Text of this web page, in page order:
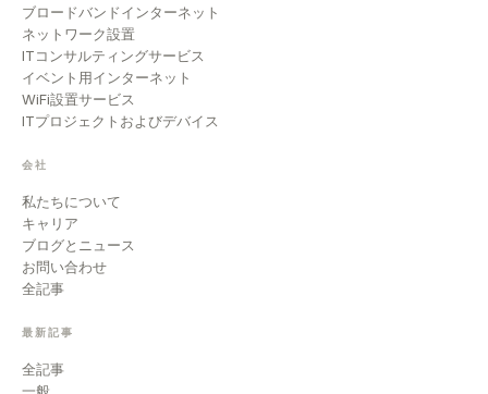
ブロードバンドインターネット
ネットワーク設置
ITコンサルティングサービス
イベント用インターネット
WiFi設置サービス
ITプロジェクトおよびデバイス
会社
私たちについて
キャリア
ブログとニュース
お問い合わせ
全記事
最新記事
全記事